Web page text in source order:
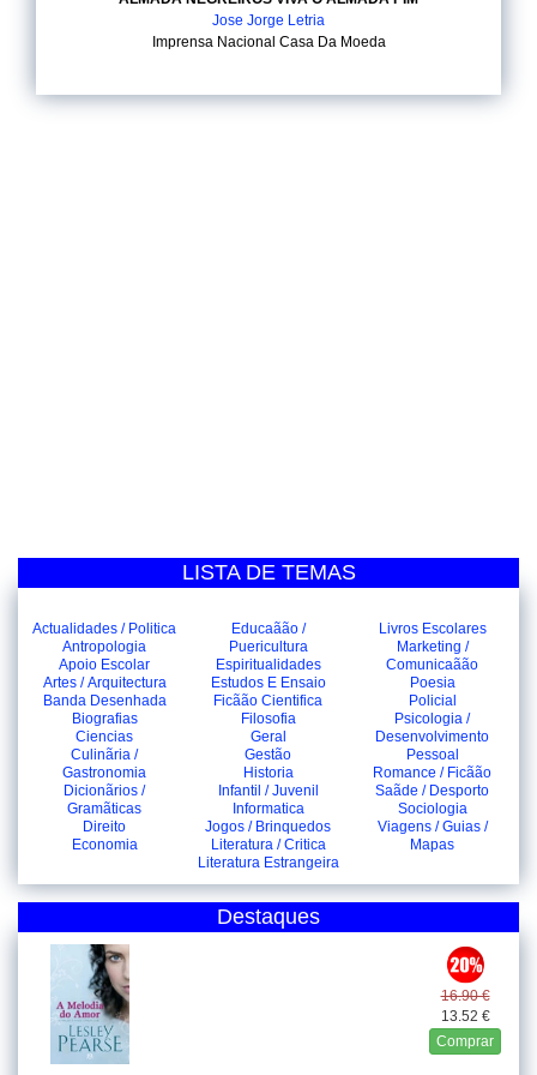
Jose Jorge Letria
Imprensa Nacional Casa Da Moeda
LISTA DE TEMAS
Actualidades / Politica
Antropologia
Apoio Escolar
Artes / Arquitectura
Banda Desenhada
Biografias
Ciencias
Culinãria /
Gastronomia
Dicionãrios /
Gramãticas
Direito
Economia
Educaãão /
Puericultura
Espiritualidades
Estudos E Ensaio
Ficãão Cientifica
Filosofia
Geral
Gestão
Historia
Infantil / Juvenil
Informatica
Jogos / Brinquedos
Literatura / Critica
Literatura Estrangeira
Livros Escolares
Marketing /
Comunicaãão
Poesia
Policial
Psicologia /
Desenvolvimento
Pessoal
Romance / Ficãão
Saãde / Desporto
Sociologia
Viagens / Guias /
Mapas
Destaques
16.90 €
13.52 €
Comprar